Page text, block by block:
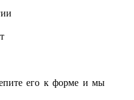
его к форме и мы